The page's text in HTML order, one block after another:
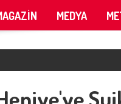
MEDYA